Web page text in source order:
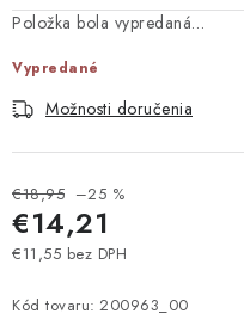
Ako nakupovať Doprava a
Podmienky ochrany osobných
Návod na údržbu nábytku
Pravidlá zliav a akcií
Položka bola vypredaná…
Vypredané
Možnosti doručenia
€18,95 –25 %
€14,21
€11,55 bez DPH
Kód tovaru: 200963_00